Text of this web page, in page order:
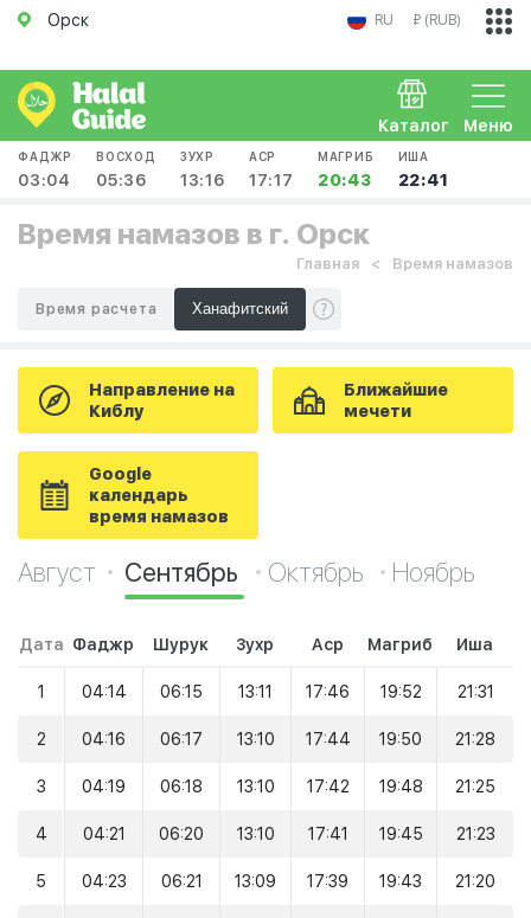
Орск RU ₽ (RUB)
Меню
Каталог
ФАДЖР
03:04
ВОСХОД
05:36
ЗУХР
13:16
АСР
17:17
МАГРИБ
20:43
ИША
22:41
Время намазов в г. Орск
Главная Время намазов
Время расчета
Направление на
Киблу
Ближайшие
мечети
Google
календарь
время намазов
Август Сентябрь Октябрь Ноябрь
Дата Фаджр Шурук Зухр Аср Магриб Иша
1 04:14 06:15 13:11 17:46 19:52 21:31
2 04:16 06:17 13:10 17:44 19:50 21:28
3 04:19 06:18 13:10 17:42 19:48 21:25
4 04:21 06:20 13:10 17:41 19:45 21:23
5 04:23 06:21 13:09 17:39 19:43 21:20